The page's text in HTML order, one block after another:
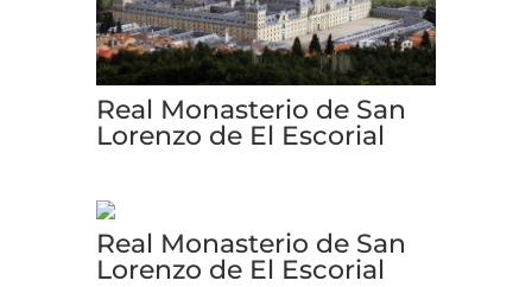
Real Monasterio de San
Lorenzo de El Escorial
Real Monasterio de San
Lorenzo de El Escorial